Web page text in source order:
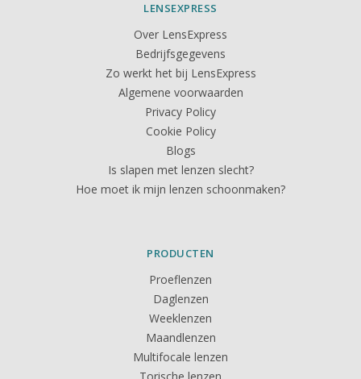
LENSEXPRESS
Over LensExpress
Bedrijfsgegevens
Zo werkt het bij LensExpress
Algemene voorwaarden
Privacy Policy
Cookie Policy
Blogs
Is slapen met lenzen slecht?
Hoe moet ik mijn lenzen schoonmaken?
PRODUCTEN
Proeflenzen
Daglenzen
Weeklenzen
Maandlenzen
Multifocale lenzen